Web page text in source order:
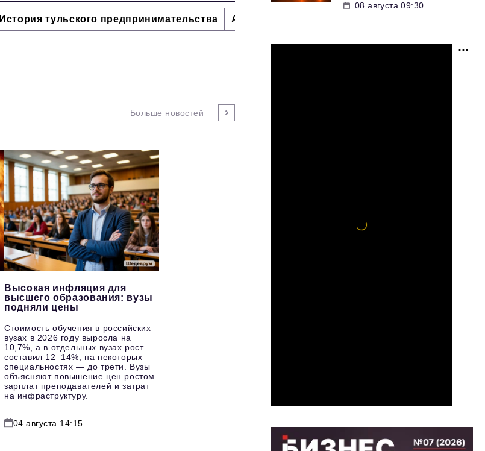
История тульского предпринимательства Альтернатива Стиль жизни Тема номера
Больше новостей
Высокая инфляция для
высшего образования: вузы
подняли цены
Стоимость обучения в российских
вузах в 2026 году выросла на
10,7%, а в отдельных вузах рост
составил 12–14%, на некоторых
специальностях — до трети. Вузы
объясняют повышение цен ростом
зарплат преподавателей и затрат
на инфраструктуру.
04 августа 14:15
08 августа 09:30